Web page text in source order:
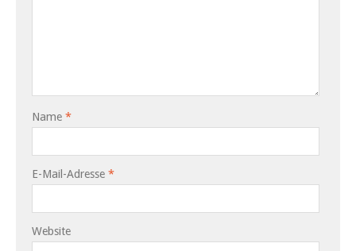
Name *
E-Mail-Adresse *
Website